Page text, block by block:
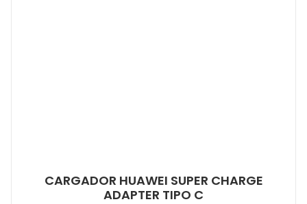
CARGADOR HUAWEI SUPER CHARGE
ADAPTER TIPO C